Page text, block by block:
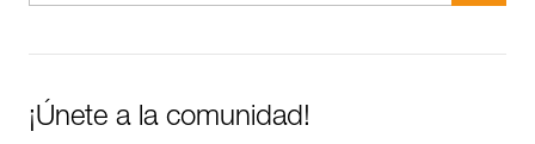
¡Únete a la comunidad!